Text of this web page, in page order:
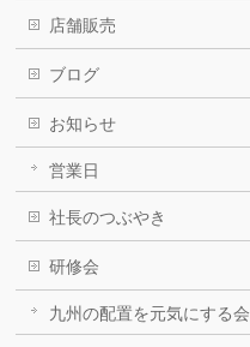
店舗販売
ブログ
お知らせ
営業日
社長のつぶやき
研修会
九州の配置を元気にする会